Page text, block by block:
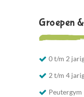
Groepen
0 t/m 2
2 t/m 4
Peutergym